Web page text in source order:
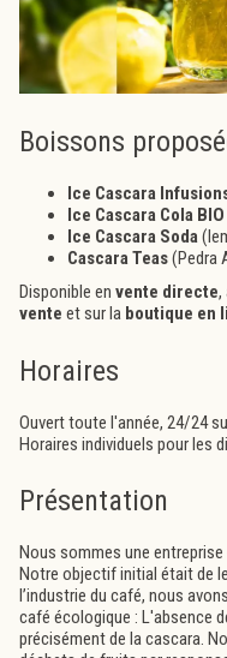
Boissons
Ice Cascara
Ice Cascara Cola BIO
Ice Cascara Soda
Cascara Teas(Pedra
Disponible en vente directe,
vente et sur la boutique en
Horaires
Ouvert toute l'année, 24/24
Horaires individuels pour les
Présentation
Nous sommes une
Notre objectif initial était de
l’industrie du café, nous
café écologique : L'absence
précisément de la cascara.